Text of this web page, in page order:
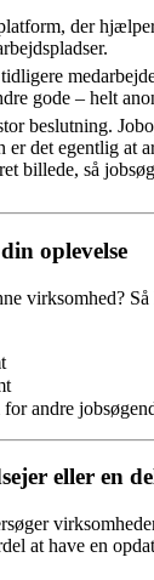
der
gode – helt
beslutning.
er det egentlig at
billede, så
oplevelse
virksomhed?
andre
eller en
at have en